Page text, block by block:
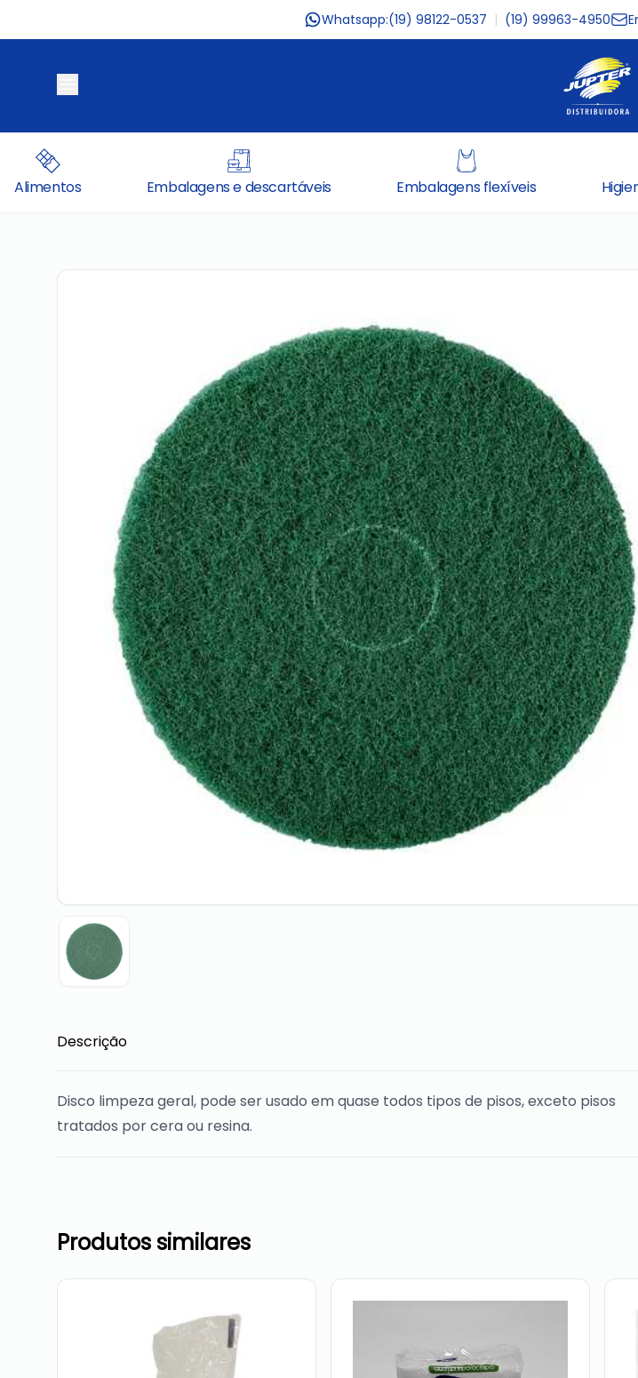
Whatsapp:(19) 98122-0537 | (19) 99963-4950
Alimentos Embalagens e descartáveis Embalagens flexíveis
Descrição
Disco limpeza geral, pode ser usado em quase todos tipos de pisos, exceto pisos
tratados por cera ou resina.
Produtos similares